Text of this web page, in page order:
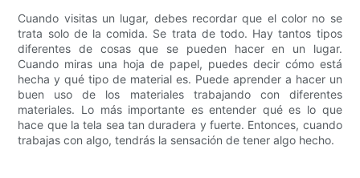
Cuando visitas un lugar, debes recordar que el color no se
trata solo de la comida. Se trata de todo. Hay tantos tipos
diferentes de cosas que se pueden hacer en un lugar.
Cuando miras una hoja de papel, puedes decir cómo está
hecha y qué tipo de material es. Puede aprender a hacer un
buen uso de los materiales trabajando con diferentes
materiales. Lo más importante es entender qué es lo que
hace que la tela sea tan duradera y fuerte. Entonces, cuando
trabajas con algo, tendrás la sensación de tener algo hecho.